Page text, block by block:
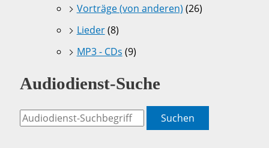
Vorträge (von anderen) (26)
Lieder(8)
MP3 - CDs (9)
Audiodienst-Suche
Suchen